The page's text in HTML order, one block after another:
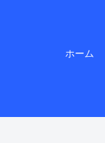
ホーム